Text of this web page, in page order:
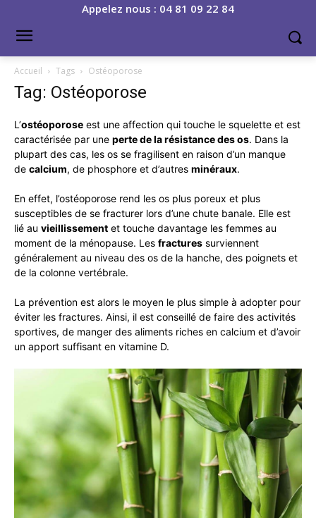
Appelez nous : 04 81 09 22 84
Accueil Tags Ostéoporose
Tag: Ostéoporose
L’ostéoporose est une affection qui touche le squelette et est
caractérisée par une perte de la résistance des os. Dans la
plupart des cas, les os se fragilisent en raison d’un manque
de calcium, de phosphore et d’autres minéraux.
En effet, l’ostéoporose rend les os plus poreux et plus
susceptibles de se fracturer lors d’une chute banale. Elle est
lié au vieillissement et touche davantage les femmes au
moment de la ménopause. Les fractures surviennent
généralement au niveau des os de la hanche, des poignets et
de la colonne vertébrale.
La prévention est alors le moyen le plus simple à adopter pour
éviter les fractures. Ainsi, il est conseillé de faire des activités
sportives, de manger des aliments riches en calcium et d’avoir
un apport suffisant en vitamine D.